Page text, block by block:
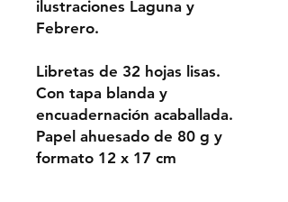
ilustraciones Laguna y
Febrero.
Libretas de 32 hojas lisas.
Con tapa blanda y
encuadernación acaballada.
Papel ahuesado de 80 g y
formato 12 x 17 cm